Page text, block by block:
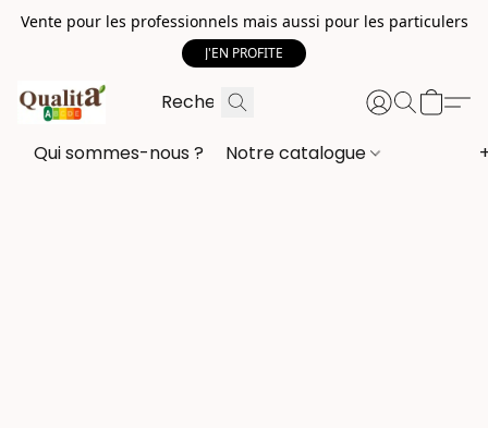
Vente pour les professionnels mais aussi pour les particulers
J'EN PROFITE
Qui sommes-nous ? Notre catalogue